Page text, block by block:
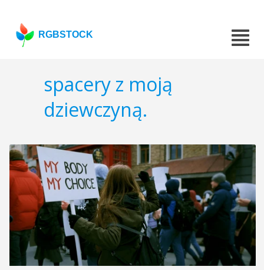
RGBSTOCK
spacery z moją
dziewczyną.